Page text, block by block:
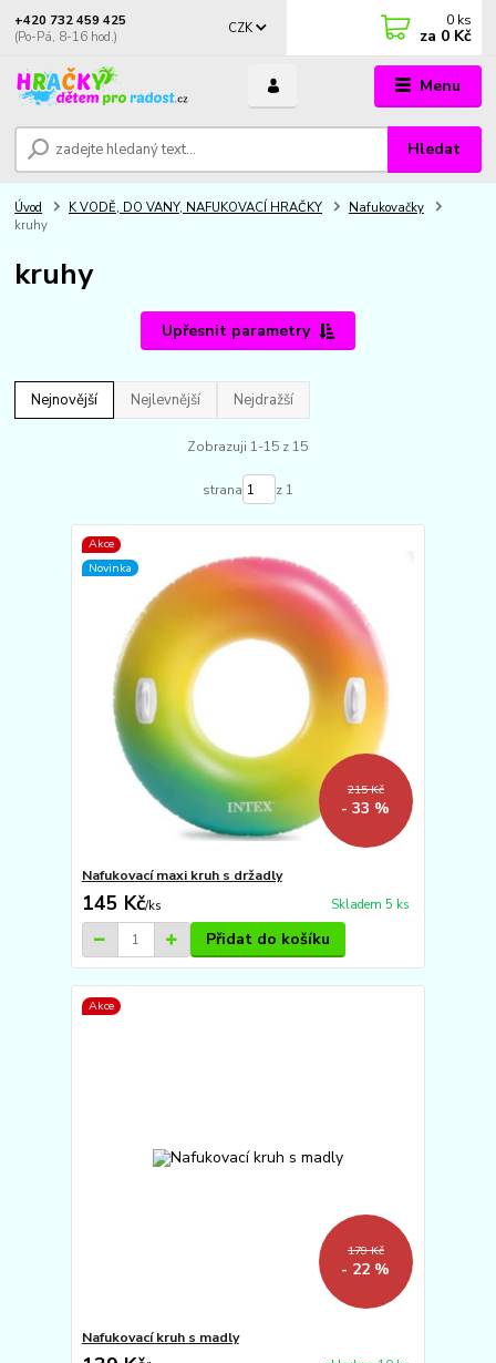
Menu
CZK
Hledat
+420 732 459 425
(Po-Pá, 8-16 hod.)
0 ks
za 0 Kč
Úvod K VODĚ, DO VANY, NAFUKOVACÍ HRAČKY
Nafukovačky
kruhy
kruhy
Upřesnit parametry
Nejnovější Nejlevnější Nejdražší
Zobrazuji 1-15 z 15
strana z 1
Akce
Novinka
215 Kč
- 33 %
Nafukovací maxi kruh s držadly
145 Kč/ks Skladem 5 ks
Přidat do košíku
Akce
179 Kč
- 22 %
Nafukovací kruh s madly